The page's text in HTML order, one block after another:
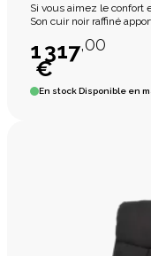
Si vous aimez le confort
Son cuir noir raffiné
être.
1 317,00
€
En stockDisponible en